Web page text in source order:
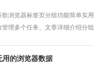
歌浏览器标签页分组功能简单实
管理多个任务。文章详细介绍分组
用的浏览器数据